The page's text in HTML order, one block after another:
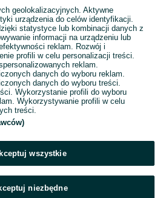
Śródmieście
lipca 2026
3 ... 8
geolokalizacyjnych. Aktywne
urządzenia do celów identyfikacji.
statystyce lub kombinacji danych z
informacji na urządzeniu lub
reklam. Rozwój i
profili w celu personalizacji treści.
reklam.
danych do wyboru reklam.
danych do wyboru treści.
Wykorzystanie profili do wyboru
Wykorzystywanie profili w celu
treści.
wszystkie
niezbędne